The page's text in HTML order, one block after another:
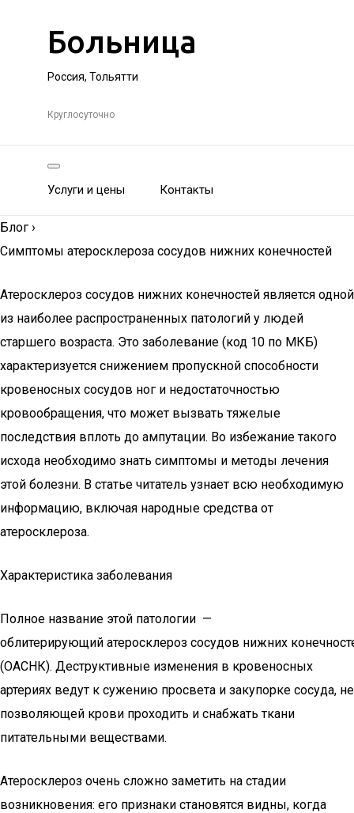
Больница
Россия, Тольятти
Круглосуточно
Услуги и цены Контакты
Блог ›
Симптомы атеросклероза сосудов нижних конечностей
Атеросклероз сосудов нижних конечностей является одной
из наиболее распространенных патологий у людей
старшего возраста. Это заболевание (код 10 по МКБ)
характеризуется снижением пропускной способности
кровеносных сосудов ног и недостаточностью
кровообращения, что может вызвать тяжелые
последствия вплоть до ампутации. Во избежание такого
исхода необходимо знать симптомы и методы лечения
этой болезни. В статье читатель узнает всю необходимую
информацию, включая народные средства от
атеросклероза.
Характеристика заболевания
Полное название этой патологии —
облитерирующий атеросклероз сосудов нижних
(ОАСНК). Деструктивные изменения в кровеносных
артериях ведут к сужению просвета и закупорке сосуда, не
позволяющей крови проходить и снабжать ткани
питательными веществами.
Атеросклероз очень сложно заметить на стадии
возникновения: его признаки становятся видны, когда